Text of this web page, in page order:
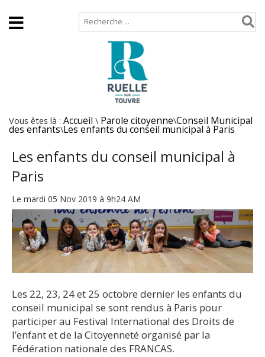
Vous êtes là : Accueil \ Parole citoyenne\Conseil Municipal
des enfants\Les enfants du conseil municipal à Paris
Les enfants du conseil municipal à
Paris
Le mardi 05 Nov 2019 à 9h24 AM
Les 22, 23, 24 et 25 octobre dernier les enfants du
conseil municipal se sont rendus à Paris pour
participer au Festival International des Droits de
l’enfant et de la Citoyenneté organisé par la
Fédération nationale des FRANCAS.